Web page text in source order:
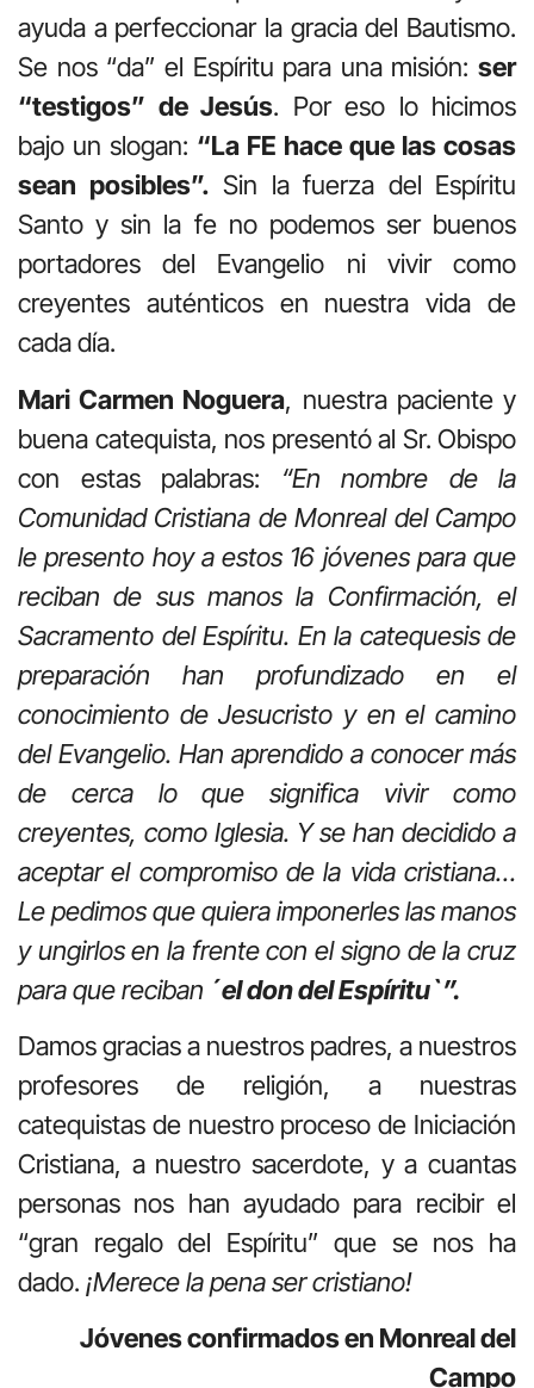
ayuda a perfeccionar la gracia del Bautismo.
Se nos “da” el Espíritu para una misión: ser
“testigos” de Jesús. Por eso lo hicimos
bajo un slogan: “La FE hace que las cosas
sean posibles”. Sin la fuerza del Espíritu
Santo y sin la fe no podemos ser buenos
portadores del Evangelio ni vivir como
creyentes auténticos en nuestra vida de
cada día.
Mari Carmen Noguera, nuestra paciente y
buena catequista, nos presentó al Sr. Obispo
con estas palabras: “En nombre de la
Comunidad Cristiana de Monreal del Campo
le presento hoy a estos 16 jóvenes para que
reciban de sus manos la Confirmación, el
Sacramento del Espíritu. En la catequesis de
preparación han profundizado en el
conocimiento de Jesucristo y en el camino
del Evangelio. Han aprendido a conocer más
de cerca lo que significa vivir como
creyentes, como Iglesia. Y se han decidido a
aceptar el compromiso de la vida cristiana…
Le pedimos que quiera imponerles las manos
y ungirlos en la frente con el signo de la cruz
para que reciban ´el don del Espíritu`”.
Damos gracias a nuestros padres, a nuestros
profesores de religión, a nuestras
catequistas de nuestro proceso de Iniciación
Cristiana, a nuestro sacerdote, y a cuantas
personas nos han ayudado para recibir el
“gran regalo del Espíritu” que se nos ha
dado. ¡Merece la pena ser cristiano!
Jóvenes confirmados en Monreal del
Campo